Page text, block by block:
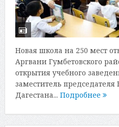
Новая школа на 250 мест
Аргвани Гумбетовского
открытия учебного
заместитель
Дагестана... Подробнее